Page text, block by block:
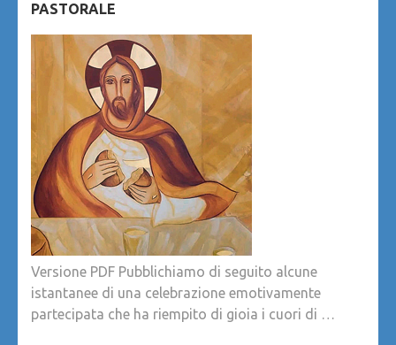
PASTORALE
Versione PDF Pubblichiamo di seguito alcune
istantanee di una celebrazione emotivamente
partecipata che ha riempito di gioia i cuori di …